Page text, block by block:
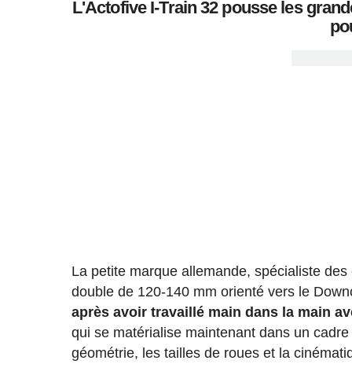
L'Actofive I-Train 32 pousse les
La petite marque allemande, spécialiste
double de 120-140 mm orienté vers le
après avoir travaillé main dans la main
qui se matérialise maintenant dans un
géométrie, les tailles de roues et la